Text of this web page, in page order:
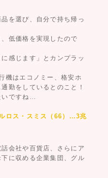
を選び、自分で持ち帰っ
低価格を実現したので
感じます」とカンプラッ
機はエコノミー、格安ホ
勤をしているとのこと！
ですね…
ロス・スミス（66）…3兆
会社や百貨店、さらにア
に収める企業集団、グル